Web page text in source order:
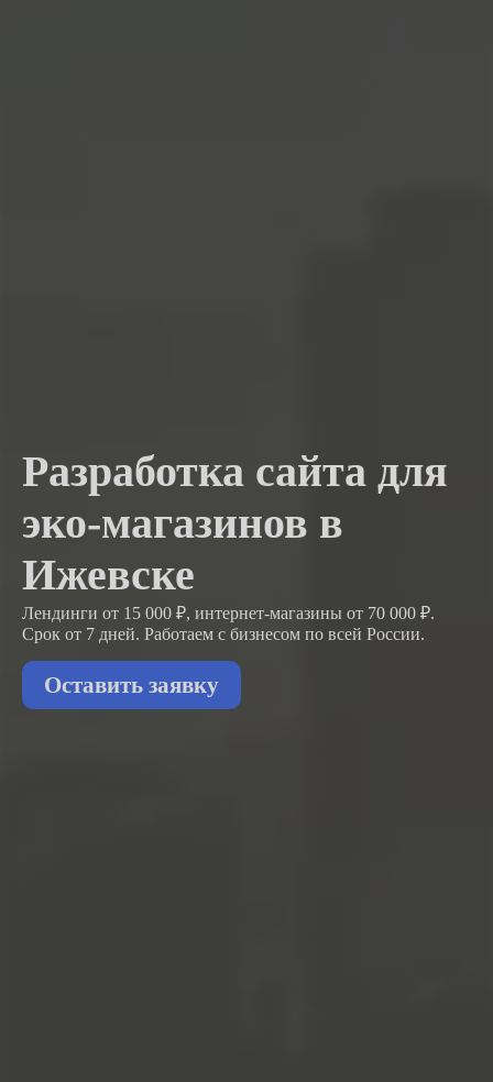
Разработка сайта для
эко-магазинов в
Ижевске
Лендинги от 15 000 ₽, интернет-магазины от 70 000 ₽.
Срок от 7 дней. Работаем с бизнесом по всей России.
Оставить заявку